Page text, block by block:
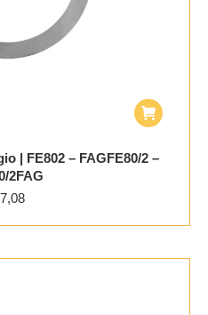
| FE802 – FAGFE80/2 –
2FAG
7,08